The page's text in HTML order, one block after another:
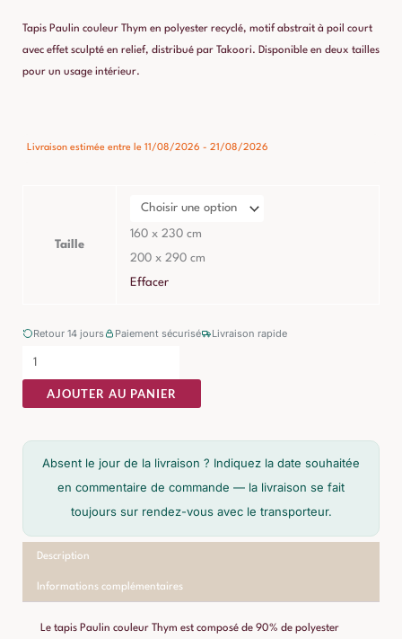
379,00 €
Tapis Paulin couleur Thym en polyester recyclé, motif abstrait à poil court
avec effet sculpté en relief, distribué par Takoori. Disponible en deux tailles
pour un usage intérieur.
Livraison estimée entre le 11/08/2026 - 21/08/2026
Taille
160 x 230 cm
200 x 290 cm
Effacer
Retour 14 jours Paiement sécurisé Livraison rapide
AJOUTER AU PANIER
Absent le jour de la livraison ? Indiquez la date souhaitée
en commentaire de commande — la livraison se fait
toujours sur rendez-vous avec le transporteur.
Description
Informations complémentaires
Le tapis Paulin couleur Thym est composé de 90% de polyester